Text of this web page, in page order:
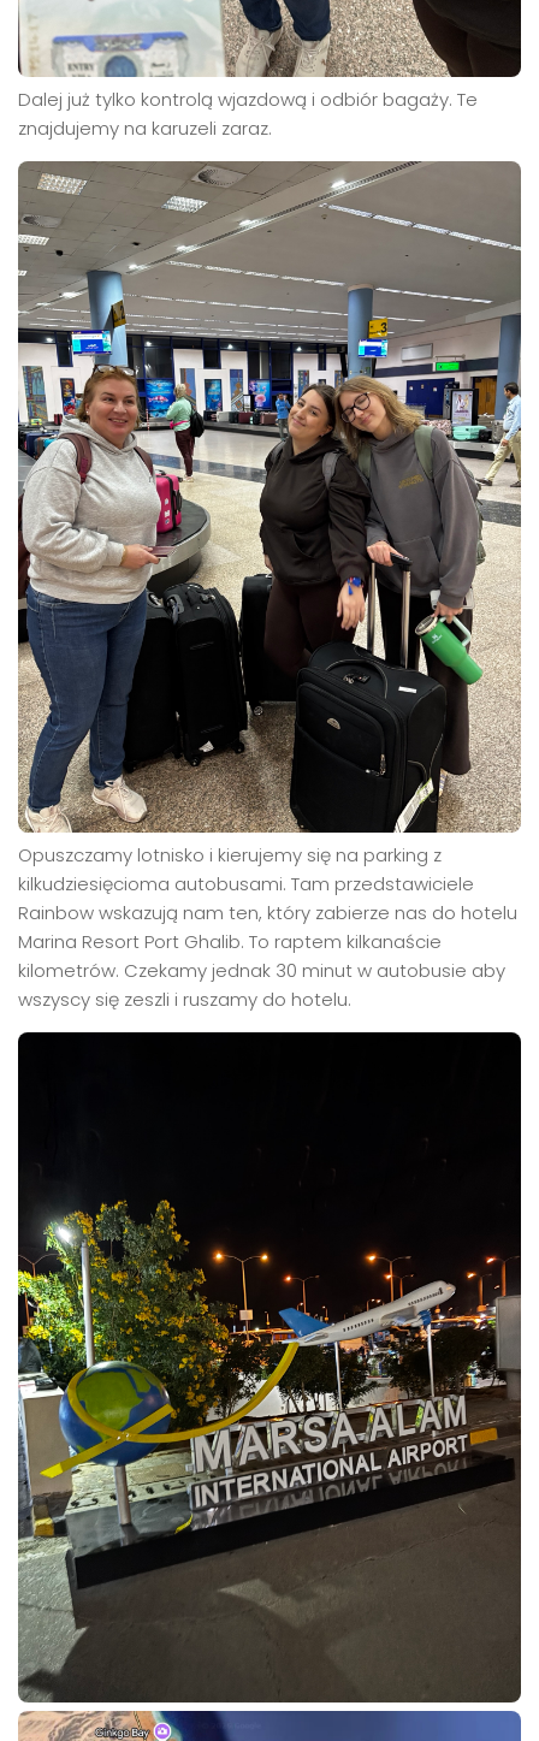
Dalej już tylko kontrolą wjazdową i odbiór bagaży. Te
znajdujemy na karuzeli zaraz.
Opuszczamy lotnisko i kierujemy się na parking z
kilkudziesięcioma autobusami. Tam przedstawiciele
Rainbow wskazują nam ten, który zabierze nas do hotelu
Marina Resort Port Ghalib. To raptem kilkanaście
kilometrów. Czekamy jednak 30 minut w autobusie aby
wszyscy się zeszli i ruszamy do hotelu.